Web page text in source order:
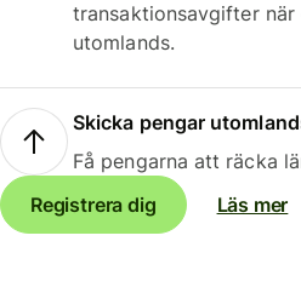
transaktionsavgifter när
utomlands.
Skicka pengar
Få pengarna att räcka
Registrera dig
Läs mer